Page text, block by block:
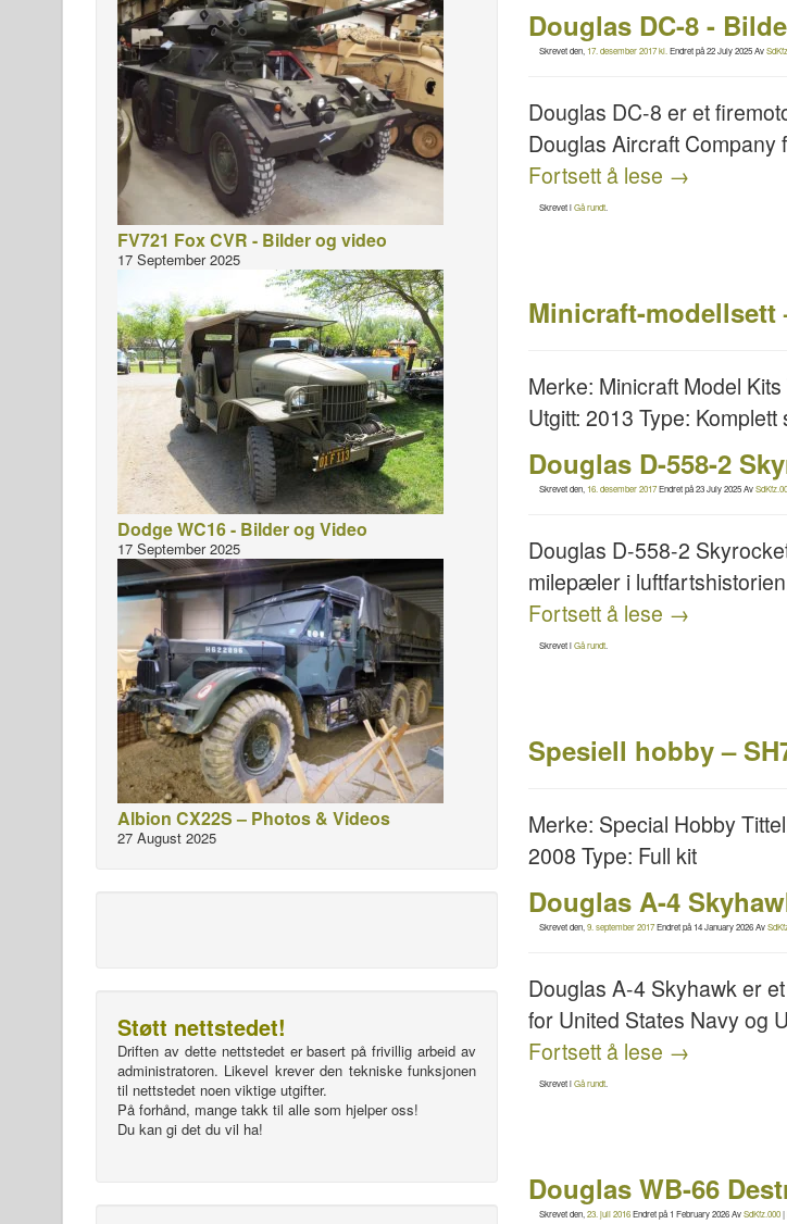
Douglas DC-8 -
Skrevet den, 17. desember 2017 kl. Endret på22 July 2025Av
Douglas DC-8 er et
Douglas Aircraft Company
Fortsett å lese →
Skrevet iGå rundt
Minicraft-modellsett
Merke: Minicraft Model
Utgitt: 2013 Type: Komplett
Douglas D-558-2
Skrevet den, 16. desember 2017Endret på23 July 2025Av
Douglas D-558-2
milepæler i
Fortsett å lese →
Skrevet iGå rundt
Spesiell hobby –
Merke: Special Hobby
2008 Type: Full kit
Douglas A-4
Skrevet den, 9. september 2017Endret på 14 January 2026Av
Douglas A-4 Skyhawk er
for United States Navy og
Fortsett å lese →
Skrevet iGå rundt
Douglas WB-66
Skrevet den, 23. juli 2016Endret på 1 February 2026AvSdKfz.000|
FV721 Fox CVR - Bilder og video
17 September 2025
Dodge WC16 - Bilder og Video
17 September 2025
Albion CX22S – Photos & Videos
27 August 2025
Støtt nettstedet!
Driften av dette nettstedet er basert på frivillig arbeid av
administratoren. Likevel krever den tekniske funksjonen
til nettstedet noen viktige utgifter.
På forhånd, mange takk til alle som hjelper oss!
Du kan gi det du vil ha!